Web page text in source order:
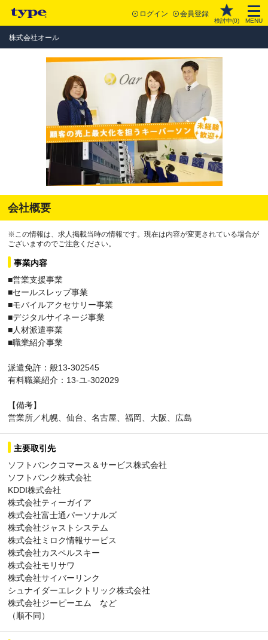
ログイン 会員登録
検討中(0) MENU
株式会社オール
会社概要
※この情報は、求人掲載当時の情報です。現在は内容が変更されている場合が
ございますのでご注意ください。
事業内容
■営業支援事業
■セールスレップ事業
■モバイルアクセサリー事業
■デジタルサイネージ事業
■人材派遣事業
■職業紹介事業
派遣免許：般13-302545
有料職業紹介：13-ユ-302029
【備考】
営業所／札幌、仙台、名古屋、福岡、大阪、広島
主要取引先
ソフトバンクコマース＆サービス株式会社
ソフトバンク株式会社
KDDI株式会社
株式会社ティーガイア
株式会社富士通パーソナルズ
株式会社ジャストシステム
株式会社ミロク情報サービス
株式会社カスペルスキー
株式会社モリサワ
株式会社サイバーリンク
シュナイダーエレクトリック株式会社
株式会社ジーピーエム など
（順不同）